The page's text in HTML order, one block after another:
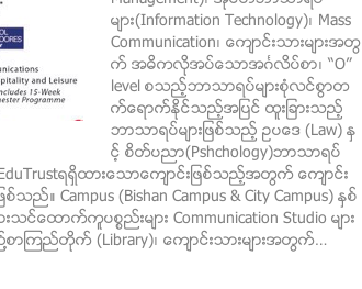
မ်ား(Information Technology)၊ Mass
Communication၊ ေက်ာင္းသားမ်ားအတြ
က္ အဓိကလိုအပ္ေသာအဂၤလိပ္စာ၊ “O”
level စသည့္ဘာသာရပ္မ်ားစံုလင္စြာတ
က္ေရာက္ႏိုင္သည့္အျပင္ ထူးျခားသည့္
ဘာသာရပ္မ်ားျဖစ္သည့္ ဥပေဒ (Law) ႏွ
င့္ စိတ္ပညာ(Pshchology)ဘာသာရပ္
ရရွိထားေသာေက်ာင္းျဖစ္သည့္အတြက္ ေက်ာင္း
Campus (Bishan Campus & City Campus) ႏွစ္
င္ေထာက္ကူပစၥည္းမ်ား Communication Studio မ်ား
စာၾကည္တိုက္ (Library)၊ ေက်ာင္းသားမ်ားအတြက္…